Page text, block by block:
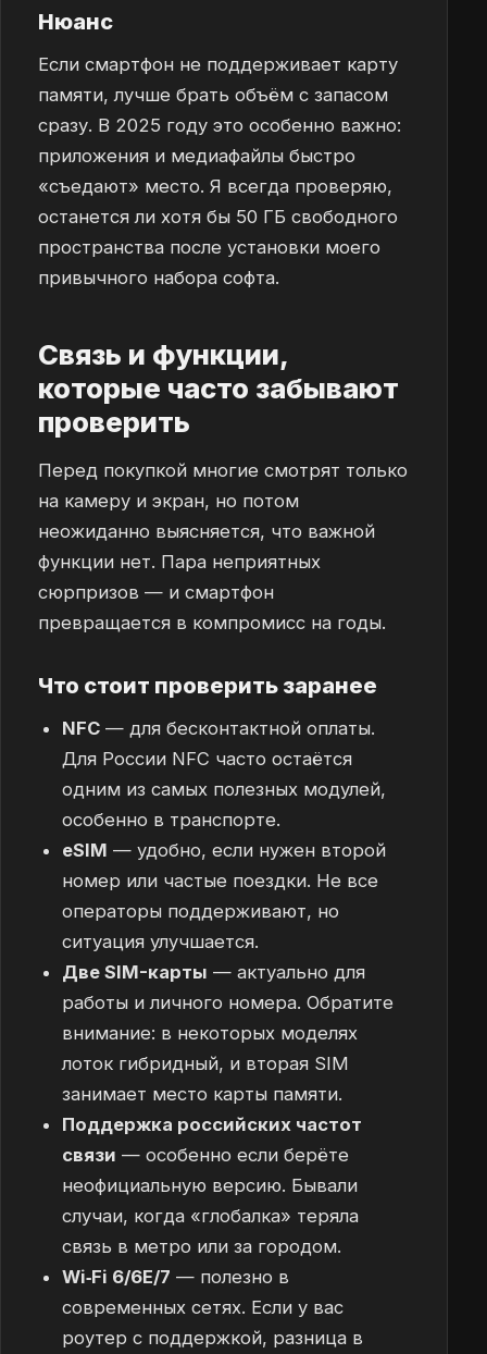
Нюанс
Если смартфон не поддерживает карту
памяти, лучше брать объём с запасом
сразу. В 2025 году это особенно важно:
приложения и медиафайлы быстро
«съедают» место. Я всегда проверяю,
останется ли хотя бы 50 ГБ свободного
пространства после установки моего
привычного набора софта.
Связь и функции,
которые часто забывают
проверить
Перед покупкой многие смотрят только
на камеру и экран, но потом
неожиданно выясняется, что важной
функции нет. Пара неприятных
сюрпризов — и смартфон
превращается в компромисс на годы.
Что стоит проверить заранее
NFC— для бесконтактной оплаты.
Для России NFC часто остаётся
одним из самых полезных модулей,
особенно в транспорте.
eSIM — удобно, если нужен второй
номер или частые поездки. Не все
операторы поддерживают, но
ситуация улучшается.
Две SIM-карты — актуально для
работы и личного номера. Обратите
внимание: в некоторых моделях
лоток гибридный, и вторая SIM
занимает место карты памяти.
Поддержка российских частот
связи — особенно если берёте
неофициальную версию. Бывали
случаи, когда «глобалка» теряла
связь в метро или за городом.
Wi‑Fi 6/6E/7 — полезно в
современных сетях. Если у вас
роутер с поддержкой, разница в